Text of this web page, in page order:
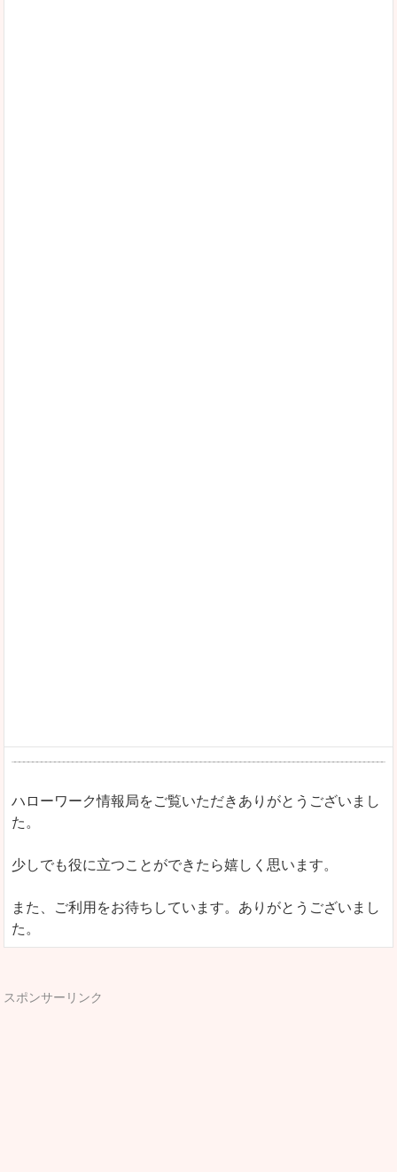
ハローワーク情報局をご覧いただきありがとうございまし
た。
少しでも役に立つことができたら嬉しく思います。
また、ご利用をお待ちしています。ありがとうございまし
た。
スポンサーリンク